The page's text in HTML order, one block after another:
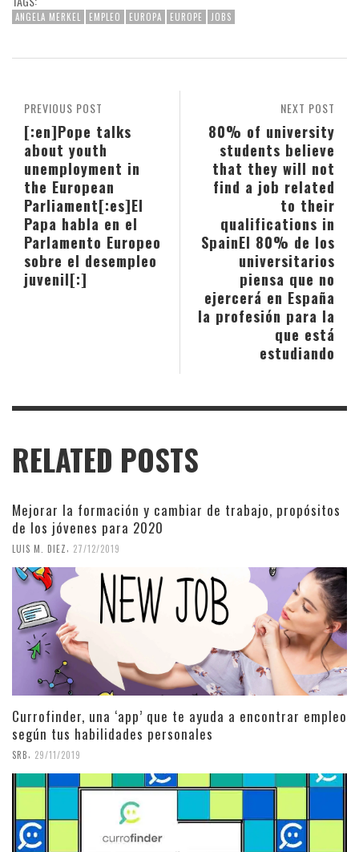
ANGELA MERKEL EMPLEO EUROPA EUROPE JOBS
NEXT POST
80% of university
students believe
that they will not
find a job related
to their
qualifications in
SpainEl 80% de los
universitarios
piensa que no
ejercerá en España
la profesión para la
que está
estudiando
PREVIOUS POST
[:en]Pope talks
about youth
unemployment in
the European
Parliament[:es]El
Papa habla en el
Parlamento Europeo
sobre el desempleo
juvenil[:]
RELATED POSTS
Mejorar la formación y cambiar de trabajo, propósitos
de los jóvenes para 2020
LUIS M. DIEZ 27/12/2019
Currofinder, una ‘app’ que te ayuda a encontrar empleo
según tus habilidades personales
SRB 29/11/2019